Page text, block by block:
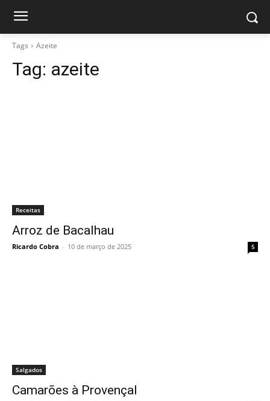
Tags Azeite
Tag: azeite
Receitas
Arroz de Bacalhau
Ricardo Cobra - 10 de março de 2025 5
Salgados
Camarões à Provençal